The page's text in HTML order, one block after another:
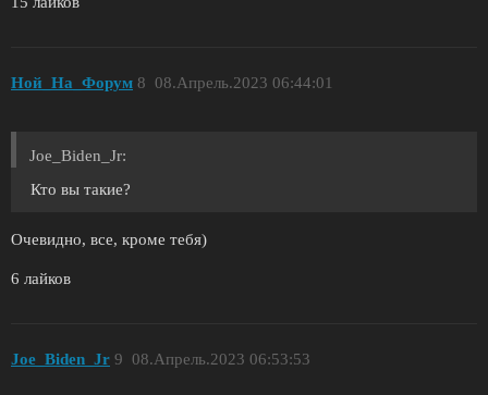
Ной_На_Форум 08.Апрель.2023 06:44:01
8
Joe_Biden_Jr:
Кто вы такие?
Очевидно, все, кроме тебя)
6 лайков
Joe_Biden_Jr 08.Апрель.2023 06:53:53
9